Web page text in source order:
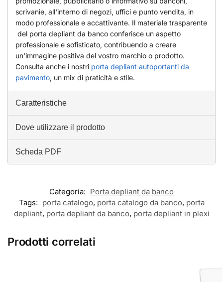
scrivanie, all'interno di negozi, uffici e punto vendita, in
modo professionale e accattivante. Il materiale trasparente
del porta depliant da banco conferisce un aspetto
professionale e sofisticato, contribuendo a creare
un'immagine positiva del vostro marchio o prodotto.
Consulta anche i nostri porta depliant autoportanti da
pavimento, un mix di praticità e stile.
Caratteristiche
Dove utilizzare il prodotto
Scheda PDF
Categoria: Porta depliant da banco
Tags: porta catalogo, porta catalogo da banco, porta
depliant, porta depliant da banco, porta depliant in plexi
Prodotti correlati